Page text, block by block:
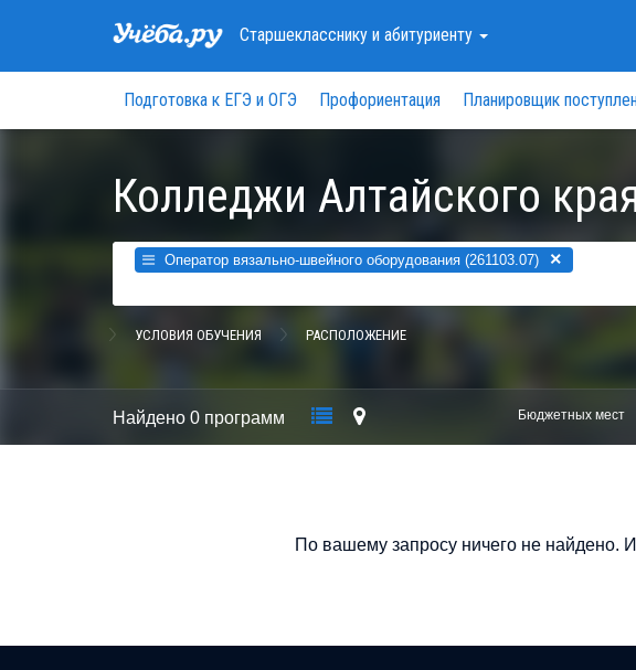
Старшеклассникуи абитуриенту
Подготовка к ЕГЭ и ОГЭ Профориентация Планировщик
Колледжи Алтайского
Оператор вязально-швейного оборудования (261103.07) ×
УСЛОВИЯ ОБУЧЕНИЯ РАСПОЛОЖЕНИЕ
Найдено 0 программ Бюджетных мест
По вашему запросу ничего не найдено.